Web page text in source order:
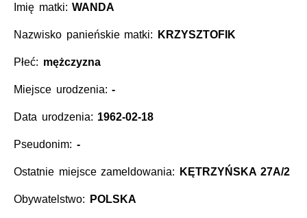
Imię matki:WANDA
Nazwisko panieńskie matki: KRZYSZTOFIK
Płeć: mężczyzna
Miejsce urodzenia:-
Data urodzenia: 1962-02-18
Pseudonim: -
Ostatnie miejsce zameldowania: KĘTRZYŃSKA 27A/2
Obywatelstwo: POLSKA